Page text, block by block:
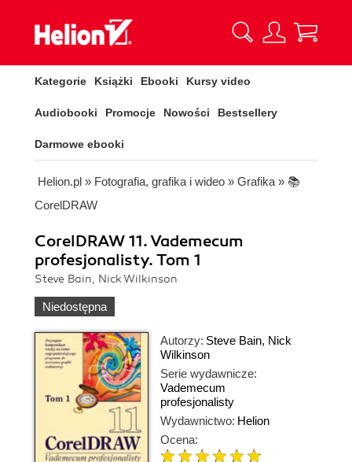
Kategorie Książki Ebooki Kursy video
Audiobooki Promocje Nowości Bestsellery
Darmowe ebooki
Helion.pl » Fotografia, grafika i wideo » Grafika » 📚
CorelDRAW
CorelDRAW 11. Vademecum
profesjonalisty. Tom 1
Steve Bain, Nick Wilkinson
Niedostępna
Autorzy: Steve Bain, Nick
Wilkinson
Serie wydawnicze:
Vademecum
profesjonalisty
Wydawnictwo: Helion
Ocena: